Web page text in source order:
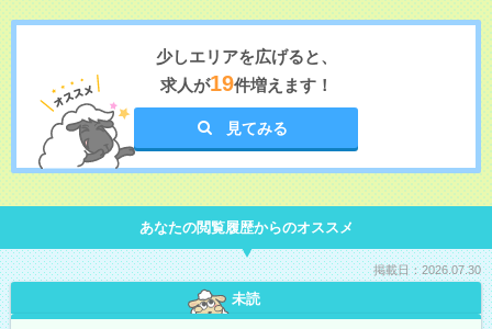
少しエリアを広げると、
求人が19件増えます！
見てみる
あなたの閲覧履歴からのオススメ
掲載日：2026.07.30
未読